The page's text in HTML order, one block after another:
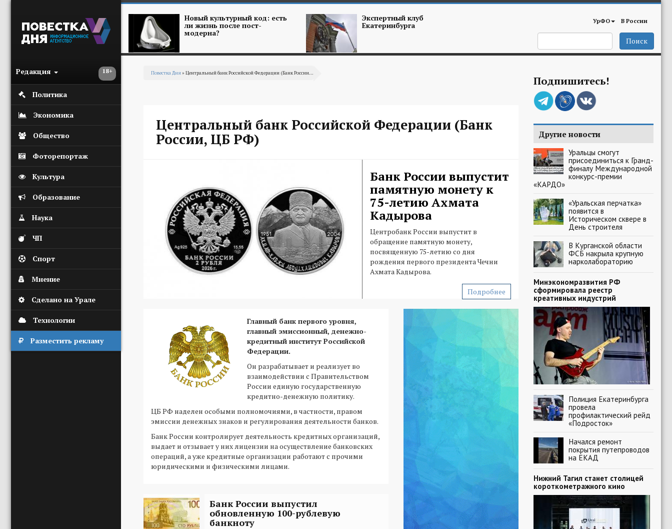
18+
Редакция
Политика
Экономика
Общество
Фоторепортаж
Культура
Образование
Наука
ЧП
Спорт
Мнение
Сделано на Урале
Технологии
Разместить рекламу
Новый культурный код: есть
ли жизнь после пост-
модерна?
Экспертный клуб
Екатеринбурга УрФО В России
Поиск
Повестка Дня» Центральный банк Российской Федерации (Банк России...
Центральный банк Российской Федерации (Банк
России, ЦБ РФ)
Банк России выпустит
памятную монету к
75-летию Ахмата
Кадырова
Центробанк России выпустит в
обращение памятную монету,
посвященную 75-летию со дня
рождения первого президента Чечни
Ахмата Кадырова.
Подробнее
Главный банк первого уровня,
главный эмиссионный, денежно-
кредитный институт Российской
Федерации.
Он разрабатывает и реализует во
взаимодействии с Правительством
России единую государственную
кредитно-денежную политику.
ЦБ РФ наделен особыми полномочиями, в частности, правом
эмиссии денежных знаков и регулирования деятельности банков.
Банк России контролирует деятельность кредитных организаций,
выдает и отзывает у них лицензии на осуществление банковских
операций, а уже кредитные организации работают с прочими
юридическими и физическими лицами.
Банк России выпустил
обновленную 100-рублевую
банкноту
Подпишитесь!
Другие новости
Уральцы смогут
присоединиться к Гранд-
финалу Международной
конкурс-премии
«КАРДО»
«Уральская перчатка»
появится в
Историческом сквере в
День строителя
В Курганской области
ФСБ накрыла крупную
нарколабораторию
Минэкономразвития РФ
сформировала реестр
креативных индустрий
Полиция Екатеринбурга
провела
профилактический рейд
«Подросток»
Начался ремонт
покрытия путепроводов
на ЕКАД
Нижний Тагил станет столицей
короткометражного кино